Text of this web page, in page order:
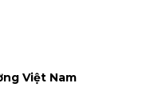
Việt Nam